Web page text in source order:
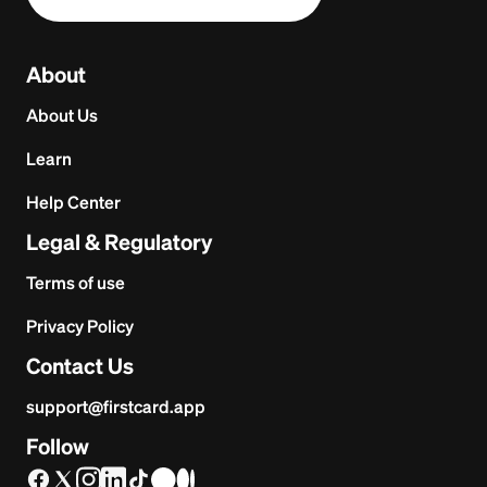
About
About Us
Learn
Help Center
Legal & Regulatory
Terms of use
Privacy Policy
Contact Us
support@firstcard.app
Follow